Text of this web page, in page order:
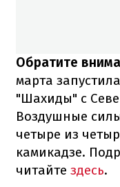
Обратите
марта
"Шахиды" с
Воздушные
четыре из
камикадзе.
читайте здесь.